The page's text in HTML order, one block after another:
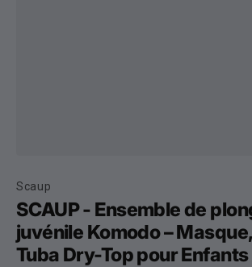
Scaup
SCAUP - Ensemble de
juvénile Komodo –
Tuba Dry-Top pour Enfants